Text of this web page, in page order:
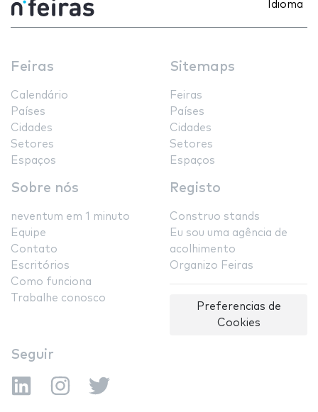
Idioma
Feiras
Calendário
Países
Cidades
Setores
Espaços
Sitemaps
Feiras
Países
Cidades
Setores
Espaços
Sobre nós
neventum em 1 minuto
Equipe
Contato
Escritórios
Como funciona
Trabalhe conosco
Registo
Construo stands
Eu sou uma agência de
acolhimento
Organizo Feiras
Preferencias de
Cookies
Seguir